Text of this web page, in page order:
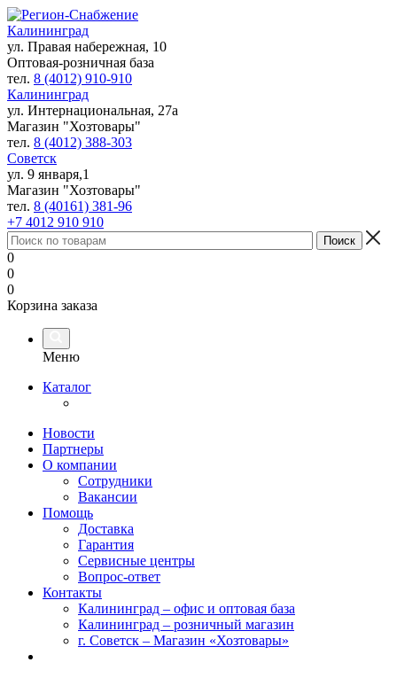
Калининград
ул. Правая набережная, 10
Оптовая-розничная база
тел. 8 (4012) 910-910
Калининград
ул. Интернациональная, 27а
Магазин "Хозтовары"
тел. 8 (4012) 388-303
Советск
ул. 9 января,1
Магазин "Хозтовары"
тел. 8 (40161) 381-96
+7 4012 910 910
0
0
0
Корзина заказа
Меню
Каталог
Новости
Партнеры
О компании
Сотрудники
Вакансии
Помощь
Доставка
Гарантия
Сервисные центры
Вопрос-ответ
Контакты
Калининград – офис и оптовая база
Калининград – розничный магазин
г. Советск – Магазин «Хозтовары»